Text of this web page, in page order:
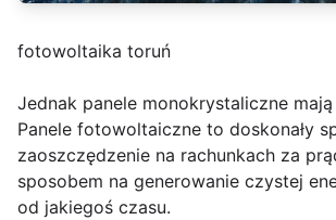
fotowoltaika toruń
Jednak panele monokrystaliczne
Panele fotowoltaiczne to doskonały
zaoszczędzenie na rachunkach za
sposobem na generowanie czystej
od jakiegoś czasu.